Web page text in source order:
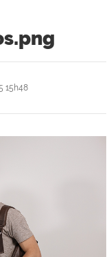
15h48